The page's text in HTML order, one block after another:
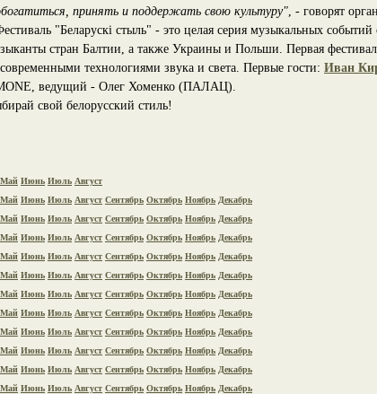
принять и поддержать свою культуру", - говорят
"Беларускі стыль" - это целая серия музыкальных
стран Балтии, а также Украины и Польши. Первая
технологиями звука и света. Первые гости: Иван
ведущий - Олег Хоменко (ПАЛАЦ).
свой белорусский стиль!
Май Июнь Июль Август
Май Июнь Июль Август Сентябрь Октябрь Ноябрь Декабрь
Май Июнь Июль Август Сентябрь Октябрь Ноябрь Декабрь
Май Июнь Июль Август Сентябрь Октябрь Ноябрь Декабрь
Май Июнь Июль Август Сентябрь Октябрь Ноябрь Декабрь
Май Июнь Июль Август Сентябрь Октябрь Ноябрь Декабрь
Май Июнь Июль Август Сентябрь Октябрь Ноябрь Декабрь
Май Июнь Июль Август Сентябрь Октябрь Ноябрь Декабрь
Май Июнь Июль Август Сентябрь Октябрь Ноябрь Декабрь
Май Июнь Июль Август Сентябрь Октябрь Ноябрь Декабрь
Май Июнь Июль Август Сентябрь Октябрь Ноябрь Декабрь
Май Июнь Июль Август Сентябрь Октябрь Ноябрь Декабрь